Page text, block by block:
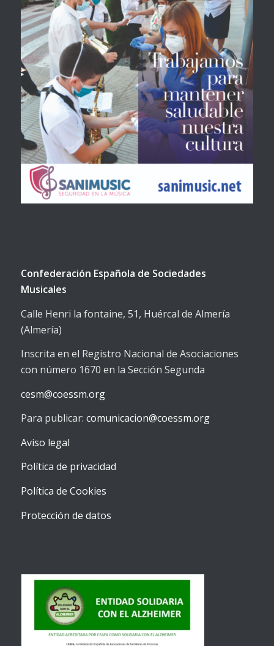
Confederación Española de Sociedades
Musicales
Calle Henri la fontaine, 51, Huércal de Almería
(Almería)
Inscrita en el Registro Nacional de Asociaciones
con número 1670 en la Sección Segunda
cesm@coessm.org
Para publicar: comunicacion@coessm.org
Aviso legal
Política de privacidad
Política de Cookies
Protección de datos